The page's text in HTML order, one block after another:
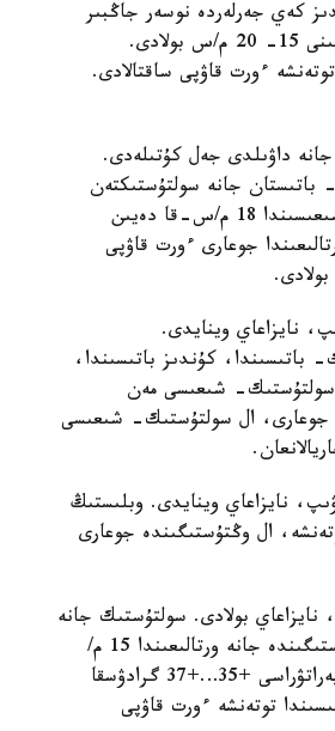
كەي جەرلەردە نوسەر جاڭبىر
جاۋادى. الاكول كولدەرى ماڭىندا سولتۇستىك- باتىستان سوعاتىن جەلدىڭ ەكپىنى 15- 20 م/س بولادى.
ءورت قاۋپى ساقتالادى.
داۋىلدى جەل كۇتىلەدى.
جانە سولتۇستىكتەن
سوعاتىن جەلدىڭ ەكپىنى كۇندىز وبلىستىڭ باتىسىندا، سولتۇستىگىندە جانە شىعىسىندا 18 م/س-قا دەيىن
جوعارى ءورت قاۋپى
نايزاعاي وينايدى.
كۇندىز باتىسىندا،
وبلىستىڭ سولتۇستىك- شىعىسى مەن
باتىسىندا جوعارى، ال سولتۇستىك- شىعىسى
نايزاعاي وينايدى. وبلىستىڭ
ال وڭتۇستىگىندە جوعارى
بولادى. سولتۇستىك جانە
سولتۇستىك- شىعىستان سوعاتىن جەلدىڭ ەكپىنى وبلىستىڭ باتىسىندا، وڭتۇستىگىندە جانە ورتالىعىندا 15 م/
س- قا دەيىن جەتەدى. كۇندىز وبلىستىڭ وڭتۇستىگى مەن شىعىسىندا اۋا تەمپەراتۋراسى +35…+37 گرادۋسقا
توتەنشە ءورت قاۋپى